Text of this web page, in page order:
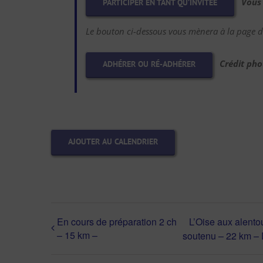
PARTICIPER EN TANT QU’INVITÉE
Le bouton ci-dessous vous mènera à la page
ADHÉRER OU RÉ-ADHÉRER Crédit
AJOUTER AU CALENDRIER
En cours de préparation 2 ch
– 15 km –
L’Oise aux
soutenu – 22 km –